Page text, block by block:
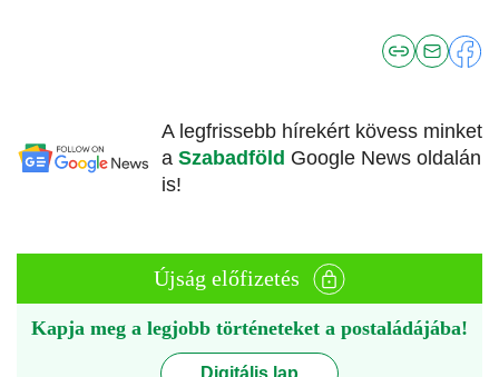
A legfrissebb hírekért kövess minket
a Szabadföld Google News oldalán
is!
Újság előfizetés
Kapja meg a legjobb történeteket a postaládájába!